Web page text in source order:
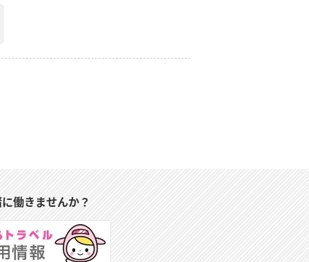
働きませんか？